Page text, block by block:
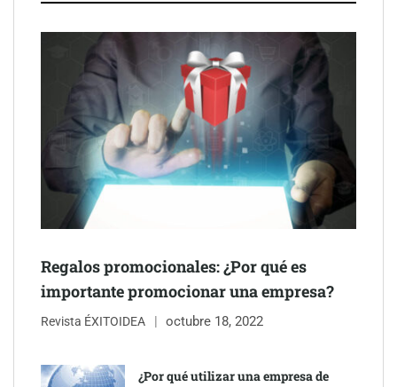
Última llamada: los destinos con las mayores caídas de precios
Regalos promocionales: ¿Por qué es
importante promocionar una empresa?
Revista ÉXITOIDEA octubre 18, 2022
¿Por qué utilizar una empresa de